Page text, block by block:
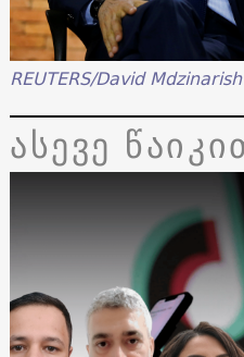
REUTERS/David
ასევე